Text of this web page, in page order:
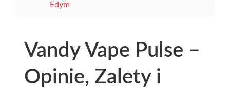
Edym
Vandy Vape Pulse –
Opinie, Zalety i